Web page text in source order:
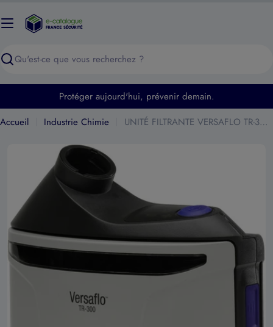
au
Recherche
Protéger aujourd'hui, prévenir demain.
Accueil
Industrie Chimie UNITÉ FILTRANTE VERSAFLO TR-302E+
Ouvrir le média 0 en mode modal